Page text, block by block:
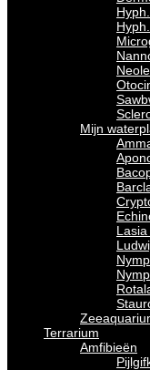
Mijn
Terrarium
Amfibieën